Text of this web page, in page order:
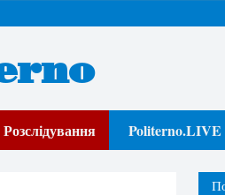
Розслідування Politerno.LIVE